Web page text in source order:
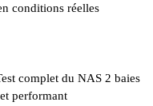
conditions réelles
complet du NAS 2 baies
performant